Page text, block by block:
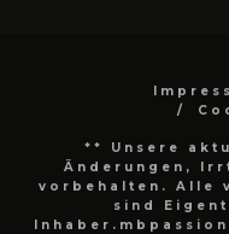
** Unsere
Änderungen,
vorbehalten. Alle
sind